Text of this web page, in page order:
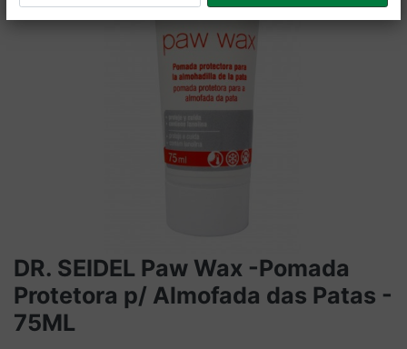
DR. SEIDEL Paw Wax -Pomada
Protetora p/ Almofada das Patas -
75ML